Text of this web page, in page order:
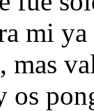
mi
mas